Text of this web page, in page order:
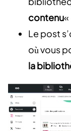
contenu«
Le post
où vous
la